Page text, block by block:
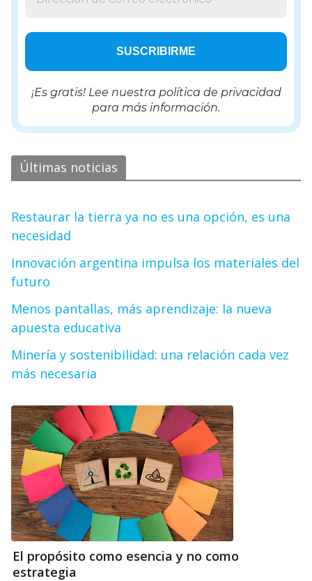
¡Es gratis! Lee nuestra política de privacidad
para más información.
Últimas noticias
Restaurar la tierra ya no es una opción, es una
necesidad
Innovación argentina impulsa los materiales del
futuro
Menos pantallas, más aprendizaje: la nueva
apuesta educativa
Minería y sostenibilidad: una relación cada vez
más necesaria
El propósito como esencia y no como
estrategia